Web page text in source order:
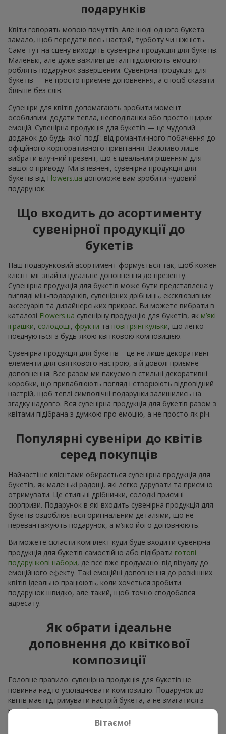
подарунків
Квіти говорять мовою почуттів. Але іноді одного букета
замало, щоб передати весь настрій, турботу чи ніжність.
Саме тут на сцену виходить сувенірна продукція для букетів.
Маленькі, але дуже важливі деталі підсилюють емоцію і
роблять подарунок завершеним. Сувенірна продукція для
букетів — не просто приємне доповнення, а спосіб сказати
більше без слів.
Сувеніри для квітів допомагають зробити момент
особливим: додати тепла, несподіванки або просто щирих
емоцій. Сувенірна продукція для букетів — це чудовий
доданок до будь-якої події: від романтичного побачення до
офіційного корпоративного привітання. Важливо лише
вибрати влучний презент, що є ідеальним рішенням для
вашого приводу. Ми впевнені, сувенірна продукція для
букетів від Flowers.ua допоможе вам зробити чудовий
подарунок.
Що входить до асортименту
сувенірної продукції до
букетів
Наш подарунковий асортимент формується так, щоб кожен
клієнт міг знайти ідеальне доповнення до презенту.
Сувенірна продукція для букетів може бути представлена у
вигляді міні-подарунків, сувенірних дрібниць, ексклюзивних
аксесуарів та дизайнерських прикрас. Ви можете вибрати в
каталозі Flowers.ua cувенірну продукцію для букетів, як м’які
іграшки, солодощі, фрукти та повітряні кульки, що легко
поєднуються з будь-якою квітковою композицією.
Сувенірна продукція для букетів – це не лише декоративні
елементи для святкового настрою, а й доволі приємне
доповнення. Все разом ми пакуємо в стильні декоративні
коробки, що приваблюють погляд і створюють відповідний
настрій, щоб теплі символічні подарунки залишились на
згадку надовго. Вся сувенірна продукція для букетів разом з
квітами підібрана з думкою про емоцію, а не просто як річ.
Популярні сувеніри до квітів
серед покупців
Найчастіше клієнтами обирається сувенірна продукція для
букетів, як маленькі радощі, які легко дарувати та приємно
отримувати. Це стильні дрібнички, солодкі приємні
сюрпризи. Подарунок в які входить сувенірна продукція для
букетів оздоблюється оригінальним деталями, що не
перевантажують подарунок, а м’яко його доповнюють.
Ви можете скласти комплект куди буде входити сувенірна
продукція для букетів самостійно або підібрати готові
подарункові набори, де все вже продумано: від візуалу до
емоційного ефекту. Такі емоційні доповнення до розкішних
квітів ідеально працюють, коли хочеться зробити
подарунок швидко, але такий, щоб точно сподобався
адресату.
Як обрати ідеальне
доповнення до квіткової
композиції
Головне правило: сувенірна продукція для букетів не
повинна надто ускладнювати композицію. Подарунок до
квітів має підтримувати настрій букета, а не змагатися з
ним. Для ніжних композицій підійде сувенірна продукція для
букетів, як легкі символічні додатки та легкі елементи
Вітаємо!